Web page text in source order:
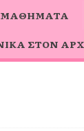
ΜΑΘΉΜΑΤΑ
ΣΤΟΝ